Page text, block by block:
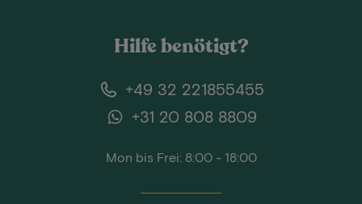
Hilfe benötigt?
+49 32 221855455
+31 20 808 8809
Mon bis Frei: 8:00 - 18:00